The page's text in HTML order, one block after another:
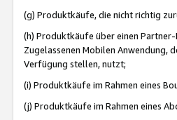
(g) Produktkäufe, die nicht richtig
(h) Produktkäufe über einen
Zugelassenen Mobilen Anwendung,
Verfügung stellen, nutzt;
(i) Produktkäufe im Rahmen eines
(j) Produktkäufe im Rahmen eines